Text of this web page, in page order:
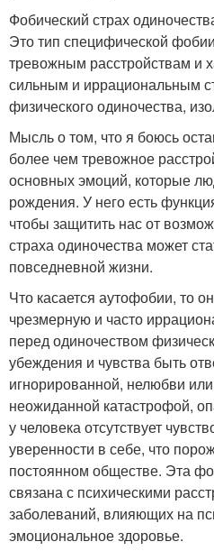
Фобический страх
Это тип специфической
тревожным расстройствам и
сильным и иррациональным
физического одиночества,
Мысль о том, что я боюсь
более чем тревожное
основных эмоций, которые
рождения. У него есть
чтобы защитить нас от
страха одиночества может
повседневной жизни.
Что касается аутофобии, то
чрезмерную и часто
перед одиночеством
убеждения и чувства быть
игнорированной, нелюбви
неожиданной катастрофой,
у человека отсутствует
уверенности в себе, что
постоянном обществе. Эта
связана с психическими
заболеваний, влияющих на
эмоциональное здоровье.